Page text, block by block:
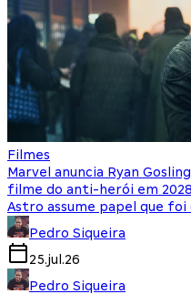
Filmes
Marvel anuncia Ryan
filme do anti-herói em 2028
Astro assume papel que foi
Pedro Siqueira
25.jul.26
Pedro Siqueira